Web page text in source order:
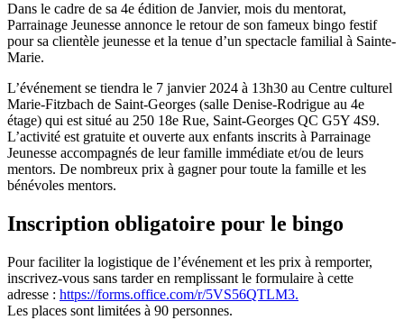
Dans le cadre de sa 4e édition de Janvier, mois du mentorat,
Parrainage Jeunesse annonce le retour de son fameux bingo festif
pour sa clientèle jeunesse et la tenue d’un spectacle familial à Sainte-
Marie.
L’événement se tiendra le 7 janvier 2024 à 13h30 au Centre culturel
Marie-Fitzbach de Saint-Georges (salle Denise-Rodrigue au 4e
étage) qui est situé au 250 18e Rue, Saint-Georges QC G5Y 4S9.
L’activité est gratuite et ouverte aux enfants inscrits à Parrainage
Jeunesse accompagnés de leur famille immédiate et/ou de leurs
mentors. De nombreux prix à gagner pour toute la famille et les
bénévoles mentors.
Inscription obligatoire pour le bingo
Pour faciliter la logistique de l’événement et les prix à remporter,
inscrivez-vous sans tarder en remplissant le formulaire à cette
adresse : https://forms.office.com/r/5VS56QTLM3.
Les places sont limitées à 90 personnes.